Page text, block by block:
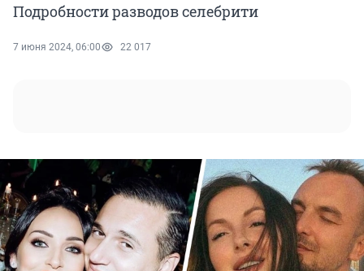
Подробности разводов селебрити
7 июня 2024, 06:00 22 017